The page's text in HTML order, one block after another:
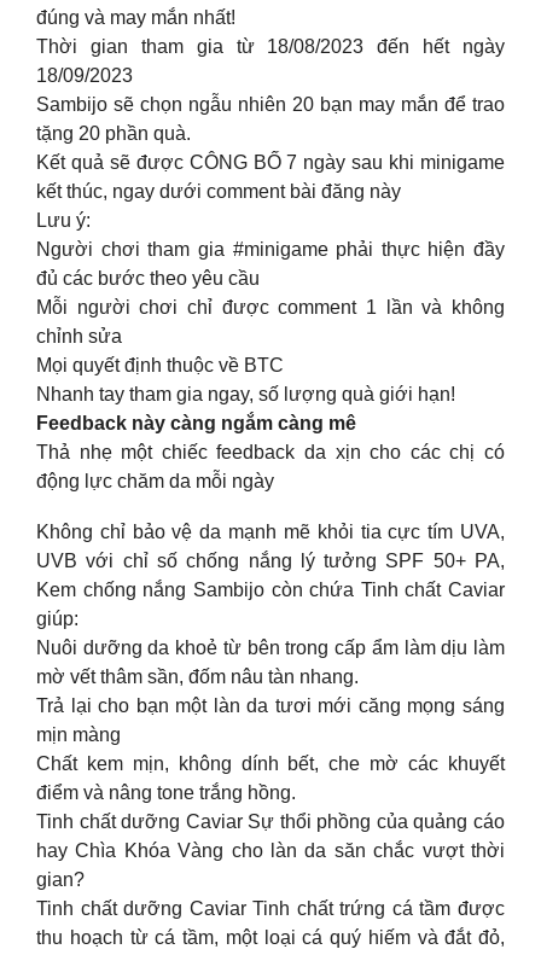
đúng và may mắn nhất!
Thời gian tham gia từ 18/08/2023 đến hết ngày
18/09/2023
Sambijo sẽ chọn ngẫu nhiên 20 bạn may mắn để trao
tặng 20 phần quà.
Kết quả sẽ được CÔNG BỐ 7 ngày sau khi minigame
kết thúc, ngay dưới comment bài đăng này
Lưu ý:
Người chơi tham gia #minigame phải thực hiện đầy
đủ các bước theo yêu cầu
Mỗi người chơi chỉ được comment 1 lần và không
chỉnh sửa
Mọi quyết định thuộc về BTC
Nhanh tay tham gia ngay, số lượng quà giới hạn!
Feedback này càng ngắm càng mê
Thả nhẹ một chiếc feedback da xịn cho các chị có
động lực chăm da mỗi ngày
Không chỉ bảo vệ da mạnh mẽ khỏi tia cực tím UVA,
UVB với chỉ số chống nắng lý tưởng SPF 50+ PA,
Kem chống nắng Sambijo còn chứa Tinh chất Caviar
giúp:
Nuôi dưỡng da khoẻ từ bên trong cấp ẩm làm dịu làm
mờ vết thâm sần, đốm nâu tàn nhang.
Trả lại cho bạn một làn da tươi mới căng mọng sáng
mịn màng
Chất kem mịn, không dính bết, che mờ các khuyết
điểm và nâng tone trắng hồng.
Tinh chất dưỡng Caviar Sự thổi phồng của quảng cáo
hay Chìa Khóa Vàng cho làn da săn chắc vượt thời
gian?
Tinh chất dưỡng Caviar Tinh chất trứng cá tầm được
thu hoạch từ cá tầm, một loại cá quý hiếm và đắt đỏ,